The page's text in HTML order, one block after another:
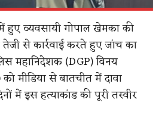
में हुए व्यवसायी गोपाल खेमका की
से कार्रवाई करते हुए जांच का
महानिदेशक (DGP) विनय
मीडिया से बातचीत में दावा
में इस हत्याकांड की पूरी तस्वीर